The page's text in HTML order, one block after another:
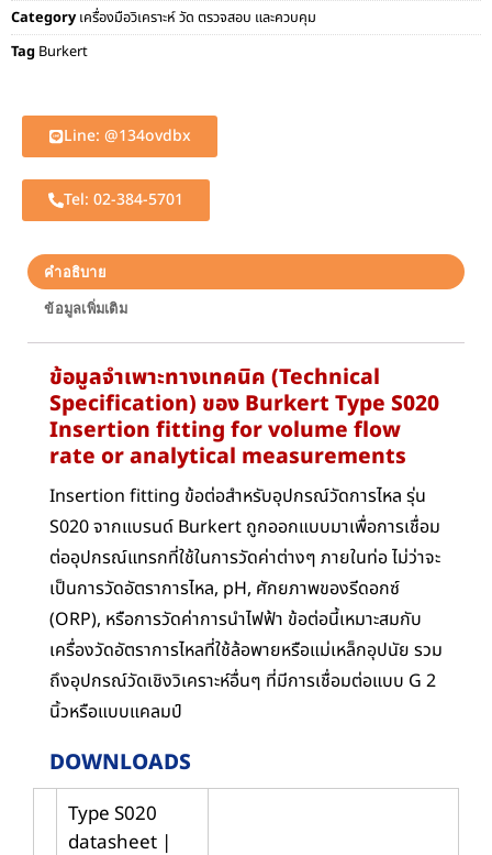
Category เครื่องมือวิเคราะห์ วัด ตรวจสอบ และควบคุม
Tag Burkert
Line: @134ovdbx
Tel: 02-384-5701
คำอธิบาย
ข้อมูลเพิ่มเติม
ข้อมูลจำเพาะทางเทคนิค (Technical
Specification) ของ Burkert Type S020
Insertion fitting for volume flow
rate or analytical measurements
Insertion fitting ข้อต่อสำหรับอุปกรณ์วัดการไหล รุ่น
S020 จากแบรนด์ Burkert ถูกออกแบบมาเพื่อการเชื่อม
ต่ออุปกรณ์แทรกที่ใช้ในการวัดค่าต่างๆ ภายในท่อ ไม่ว่าจะ
เป็นการวัดอัตราการไหล, pH, ศักยภาพของรีดอกซ์
(ORP), หรือการวัดค่าการนำไฟฟ้า ข้อต่อนี้เหมาะสมกับ
เครื่องวัดอัตราการไหลที่ใช้ล้อพายหรือแม่เหล็กอุปนัย รวม
ถึงอุปกรณ์วัดเชิงวิเคราะห์อื่นๆ ที่มีการเชื่อมต่อแบบ G 2
นิ้วหรือแบบแคลมป์
DOWNLOADS
Type S020
datasheet |